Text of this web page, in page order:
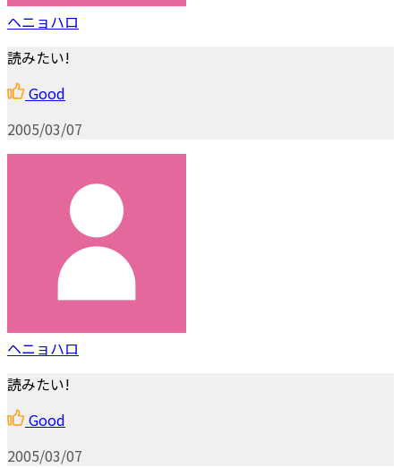
ヘニョハロ
読みたい!
Good
2005/03/07
ヘニョハロ
読みたい!
Good
2005/03/07